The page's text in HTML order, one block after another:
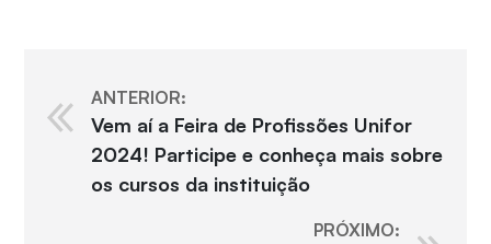
ANTERIOR:
Vem aí a Feira de Profissões Unifor
2024! Participe e conheça mais sobre
os cursos da instituição
PRÓXIMO: